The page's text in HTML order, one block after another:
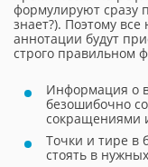
формулируют сразу
знает?). Поэтому
аннотации будут
строго правильном
Информация о
безошибочно
сокращениями
Точки и тире в
стоять в